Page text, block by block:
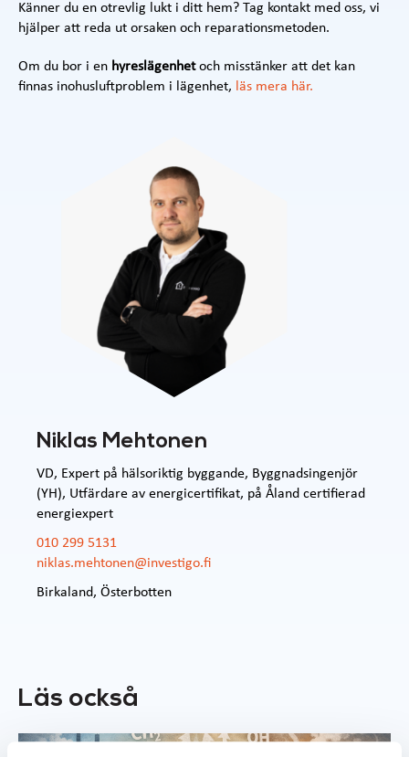
Känner du en otrevlig lukt i ditt hem? Tag kontakt med oss, vi
hjälper att reda ut orsaken och reparationsmetoden.
Om du bor i en hyreslägenhetoch misstänker att det kan
finnas inohusluftproblem i lägenhet, läs mera här.
Niklas Mehtonen
VD, Expert på hälsoriktig byggande, Byggnadsingenjör
(YH), Utfärdare av energicertifikat, på Åland certifierad
energiexpert
010 299 5131
niklas.mehtonen@investigo.fi
Birkaland, Österbotten
Läs också